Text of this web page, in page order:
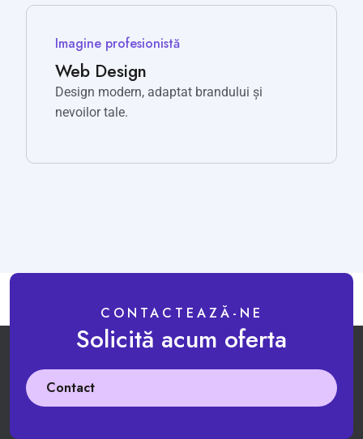
Imagine profesionistă
Web Design
Design modern, adaptat brandului și
nevoilor tale.
CONTACTEAZĂ-NE
Solicită acum oferta
Contact